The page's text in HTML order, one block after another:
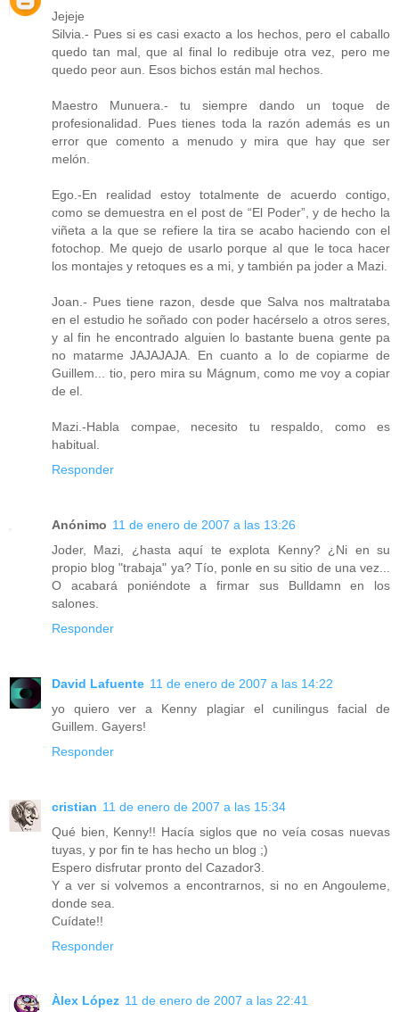
Jejeje
Silvia.- Pues si es casi exacto a los hechos, pero el caballo
quedo tan mal, que al final lo redibuje otra vez, pero me
quedo peor aun. Esos bichos están mal hechos.
Maestro Munuera.- tu siempre dando un toque de
profesionalidad. Pues tienes toda la razón además es un
error que comento a menudo y mira que hay que ser
melón.
Ego.-En realidad estoy totalmente de acuerdo contigo,
como se demuestra en el post de “El Poder”, y de hecho la
viñeta a la que se refiere la tira se acabo haciendo con el
fotochop. Me quejo de usarlo porque al que le toca hacer
los montajes y retoques es a mi, y también pa joder a Mazi.
Joan.- Pues tiene razon, desde que Salva nos maltrataba
en el estudio he soñado con poder hacérselo a otros seres,
y al fin he encontrado alguien lo bastante buena gente pa
no matarme JAJAJAJA. En cuanto a lo de copiarme de
Guillem... tio, pero mira su Mágnum, como me voy a copiar
de el.
Mazi.-Habla compae, necesito tu respaldo, como es
habitual.
Responder
Anónimo 11 de enero de 2007 a las 13:26
Joder, Mazi, ¿hasta aquí te explota Kenny? ¿Ni en su
propio blog "trabaja" ya? Tío, ponle en su sitio de una vez...
O acabará poniéndote a firmar sus Bulldamn en los
salones.
Responder
David Lafuente 11 de enero de 2007 a las 14:22
yo quiero ver a Kenny plagiar el cunilingus facial de
Guillem. Gayers!
Responder
cristian 11 de enero de 2007 a las 15:34
Qué bien, Kenny!! Hacía siglos que no veía cosas nuevas
tuyas, y por fin te has hecho un blog ;)
Espero disfrutar pronto del Cazador3.
Y a ver si volvemos a encontrarnos, si no en Angouleme,
donde sea.
Cuídate!!
Responder
Àlex López 11 de enero de 2007 a las 22:41